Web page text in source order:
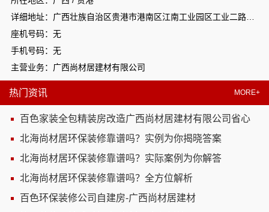
详细地址：广西壮族自治区贵港市港南区江南工业园区工业二路与南二路交汇处东南角
座机号码：无
手机号码：无
主营业务：广西尚材居建材有限公司
热门资讯 MORE+
百色家装全包精装房改造广西尚材居建材有限公司省心
北海尚材居环保装修靠谱吗？实例为你揭晓答案
北海尚材居环保装修靠谱吗？实际案例为你解答
北海尚材居环保装修靠谱吗？全方位解析
百色环保装修公司自建房-广西尚材居建材